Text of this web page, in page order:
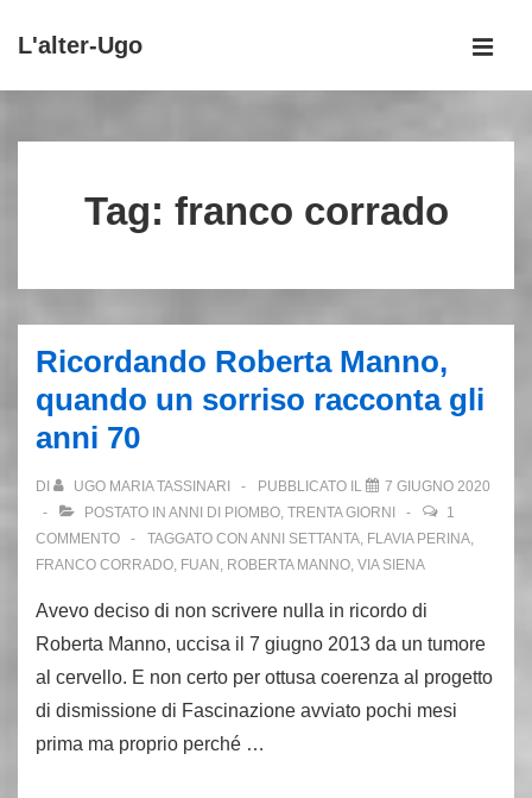
Vai
principale
L'alter-Ugo
principale
Tag: franco corrado
Ricordando Roberta Manno,
quando un sorriso racconta gli
anni 70
DI UGO MARIA TASSINARI PUBBLICATO IL
7 GIUGNO 2020
POSTATO IN ANNI DI PIOMBO, TRENTA GIORNI
1
COMMENTO
TAGGATO CON ANNI SETTANTA, FLAVIA PERINA,
FRANCO CORRADO, FUAN , ROBERTA MANNO, VIA SIENA
Avevo deciso di non scrivere nulla in ricordo di
Roberta Manno, uccisa il 7 giugno 2013 da un tumore
al cervello. E non certo per ottusa coerenza al progetto
di dismissione di Fascinazione avviato pochi mesi
prima ma proprio perché …